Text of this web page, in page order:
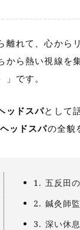
離れて、心か
から熱い視線を
」です。
ッドスパとして
ッドスパの全貌
1. 五反田
2. 鍼灸師
3. 深い休